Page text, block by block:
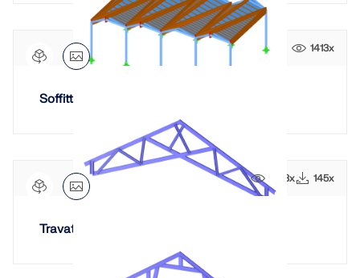
1413x
Soffitto in legno da travi e pannelli lamellari
1653x 145x
Travatura a forbice